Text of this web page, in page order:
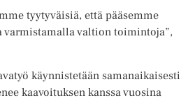
tyytyväisiä, että pääsemme
varmistamalla valtion toimintoja”,
käynnistetään samanaikaisesti
kaavoituksen kanssa vuosina